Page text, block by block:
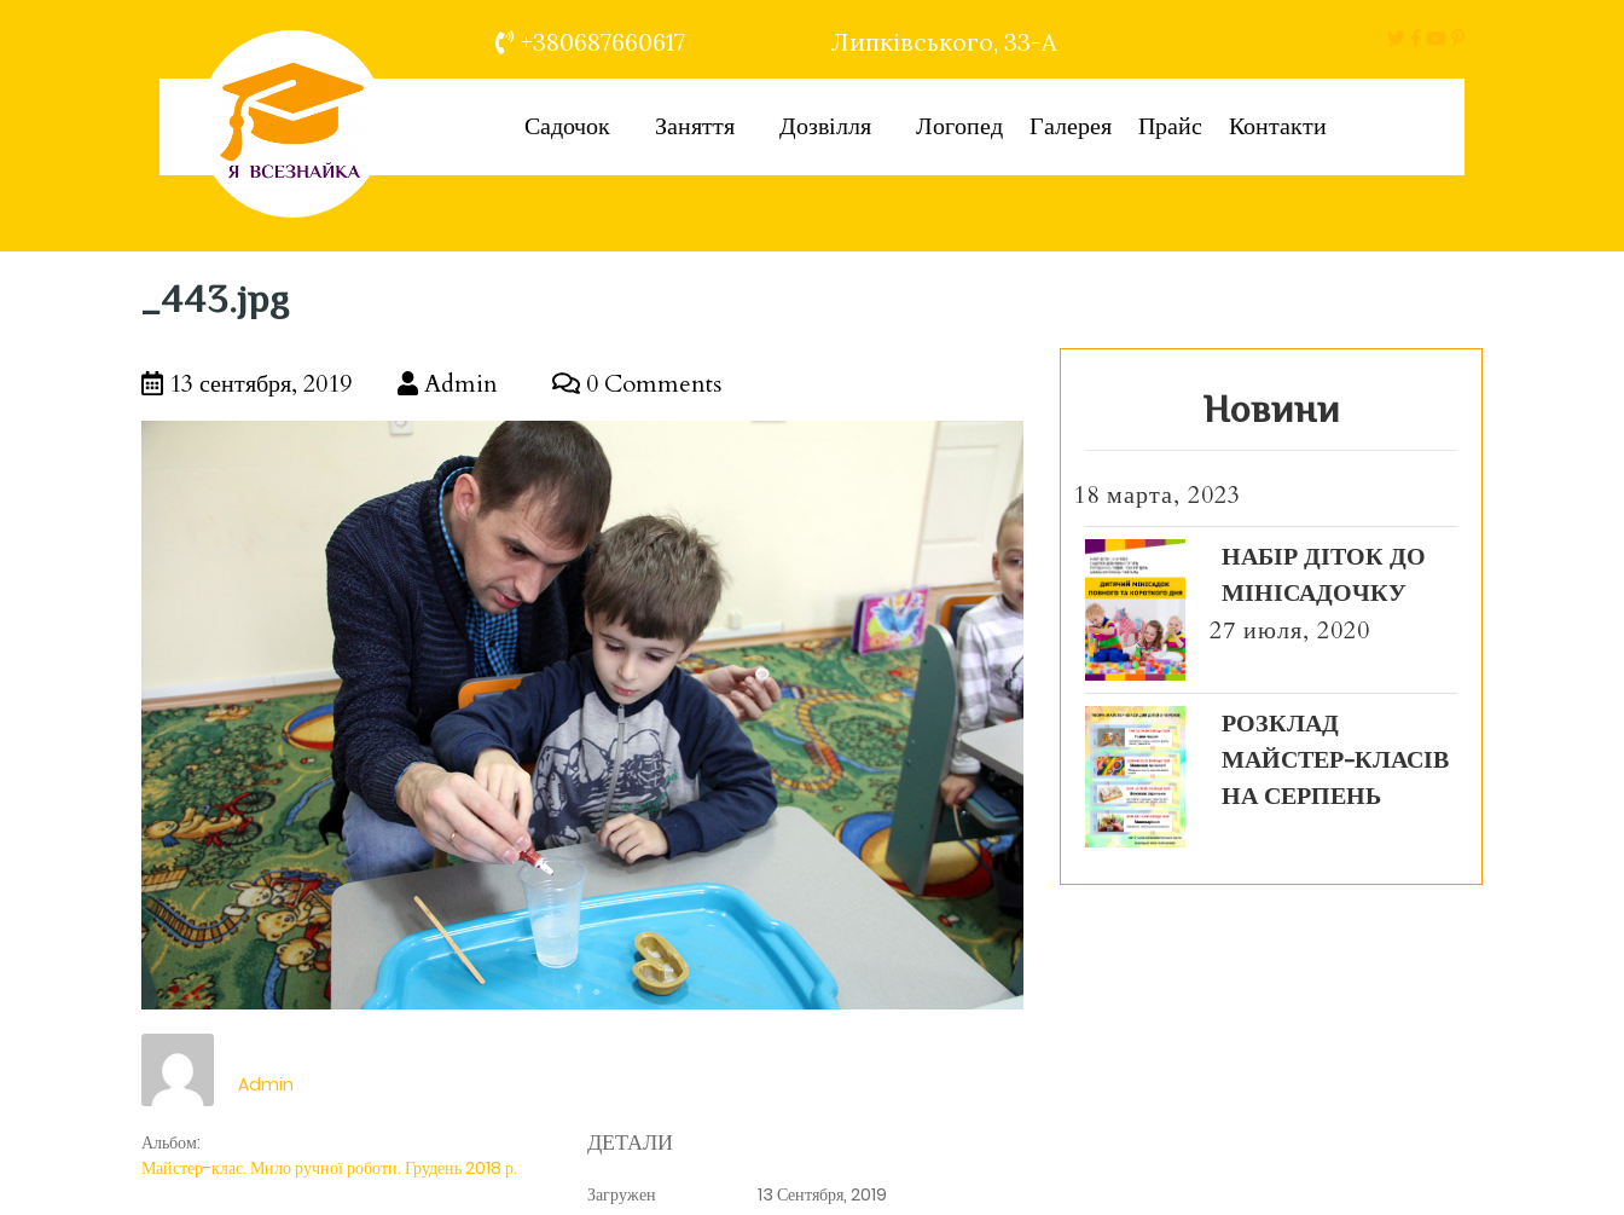
+380687660617 Липківського, 33-А
Садочок Заняття Дозвілля Логопед Галерея Прайс Контакти
_443.jpg
13 сентября, 2019 Admin 0 Comments
Admin
Альбом:
Майстер-клас. Мило ручної роботи. Грудень 2018 р.
ДЕТАЛИ
Загружен 13 Сентября, 2019
Новини
18 марта, 2023
НАБІР ДІТОК ДО
МІНІСАДОЧКУ
27 июля, 2020
РОЗКЛАД
МАЙСТЕР-КЛАСІВ
НА СЕРПЕНЬ